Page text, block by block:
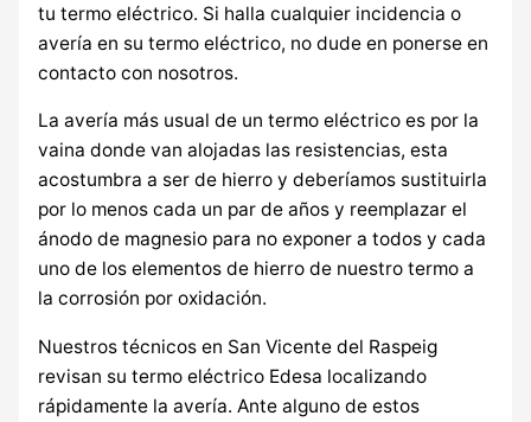
tu termo eléctrico. Si halla cualquier incidencia o
avería en su termo eléctrico, no dude en ponerse en
contacto con nosotros.
La avería más usual de un termo eléctrico es por la
vaina donde van alojadas las resistencias, esta
acostumbra a ser de hierro y deberíamos sustituirla
por lo menos cada un par de años y reemplazar el
ánodo de magnesio para no exponer a todos y cada
uno de los elementos de hierro de nuestro termo a
la corrosión por oxidación.
Nuestros técnicos en San Vicente del Raspeig
revisan su termo eléctrico Edesa localizando
rápidamente la avería. Ante alguno de estos